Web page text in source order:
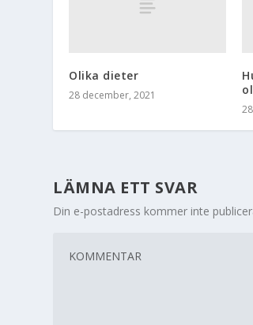
Olika dieter
28 december, 2021
LÄMNA ETT SVAR
Din e-postadress kommer inte